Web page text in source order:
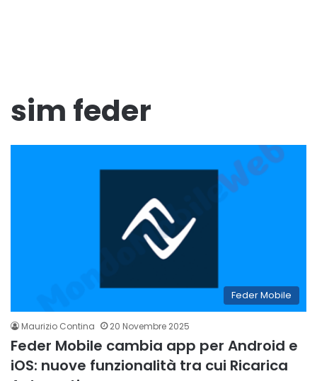
sim feder
Feder Mobile
Maurizio Contina 20 Novembre 2025
Feder Mobile cambia app per Android e
iOS: nuove funzionalità tra cui Ricarica